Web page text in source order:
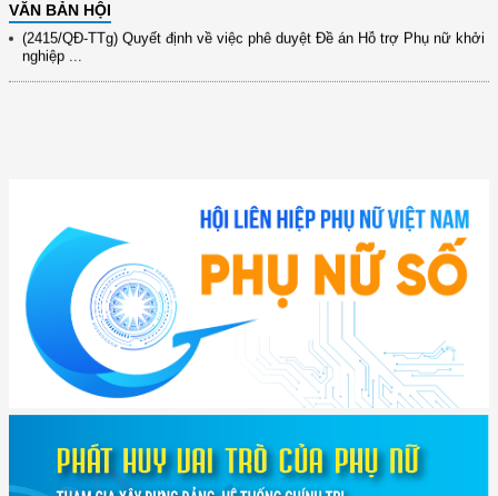
VĂN BẢN HỘI
(2415/QĐ-TTg) Quyết định về việc phê duyệt Đề án Hỗ trợ Phụ nữ khởi
nghiệp ...